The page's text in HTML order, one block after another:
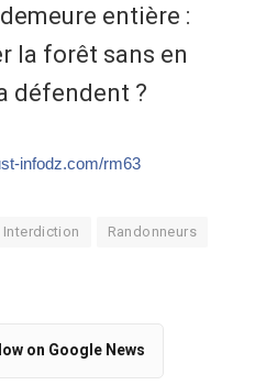
entière :
la forêt sans en
défendent ?
infodz.com/rm63
Interdiction Randonneurs
on Google News